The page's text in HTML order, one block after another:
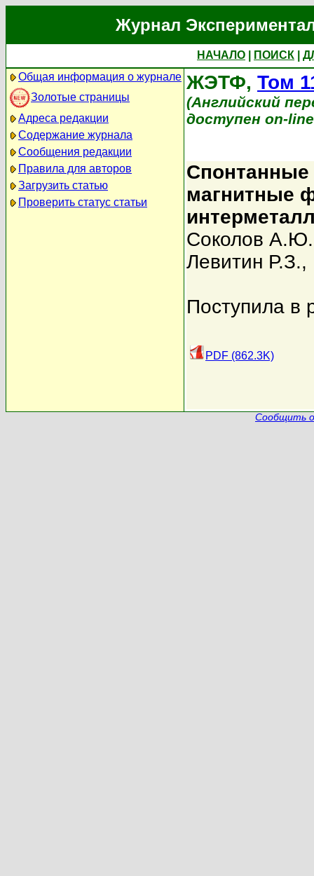
Журнал
НАЧАЛО ПОИСК
Общая информация о журнале
Золотые страницы
Адреса редакции
Содержание журнала
Сообщения редакции
Правила для авторов
Загрузить статью
Проверить статус статьи
ЖЭТФ, Том
(Английский
доступен on-
магнитные
Соколов А.Ю.
Левитин Р.З.,
Поступила в
PDF (862.3K)
Сообщить о